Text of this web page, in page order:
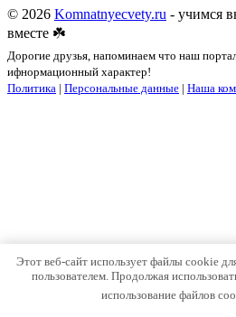
© 2026 Komnatnyecvety.ru - учимся
вместе ☘️
Дорогие друзья, напоминаем что наш
ифнормационный характер!
Политика | Персональные данные | Наша
Этот веб-сайт использует файлы cookie
пользователем. Продолжая
использование файлов